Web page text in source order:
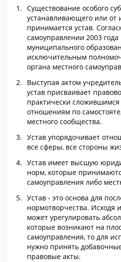
Существование особого
устанавливающего или от
принимается устав.
самоуправлении 2003 года
муниципального
исключительным
органа местного
Выступая актом
устав присваивает
практически
отношениям по
местного сообщества.
Устав упорядочивает
все сферы, все стороны
Устав имеет высшую
норм, которые
самоуправления либо
Устав - это основа для
нормотворчества. Исходя
может урегулировать
которые возникают на
самоуправления, то для
нужно принять
правовые акты.